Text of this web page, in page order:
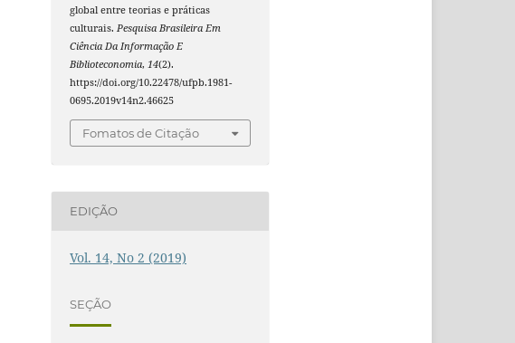
global entre teorias e práticas
culturais.Pesquisa Brasileira Em
Ciência Da Informação E
Biblioteconomia,14(2).
https://doi.org/10.22478/ufpb.1981-
0695.2019v14n2.46625
Fomatos de Citação
EDIÇÃO
Vol. 14, No 2 (2019)
SEÇÃO